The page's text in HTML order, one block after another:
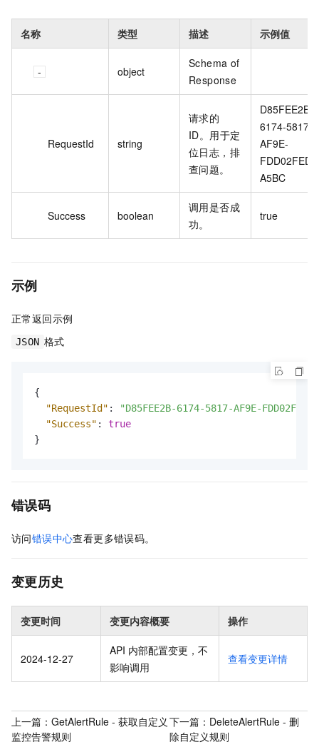
名称 类型 描述 示例值
object
Schema of
Response
RequestId string
请求的
ID。用于定
位日志，排
查问题。
D85FEE2B-
6174-5817-
AF9E-
FDD02FED
A5BC
Success boolean
调用是否成
功。
true
示例
正常返回示例
JSON 格式
{
"RequestId" :
"D85FEE2B-6174-5817-AF9E-
"Success" :
true
}
错误码
访问错误中心查看更多错误码。
变更历史
变更时间 变更内容概要 操作
2024-12-27
API 内部配置变更，不
影响调用
查看变更详情
上一篇： GetAlertRule - 获取自定义
监控告警规则
下一篇： DeleteAlertRule - 删
除自定义规则